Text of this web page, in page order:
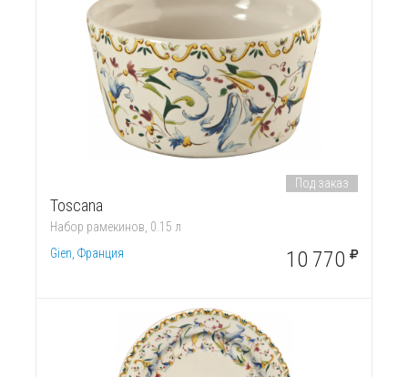
Toscana
Набор рамекинов, 0.15 л
Gien, Франция
Под заказ
10 770